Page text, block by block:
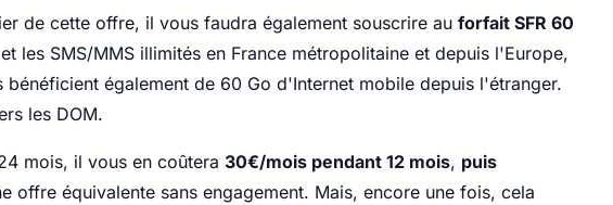
de cette offre, il vous faudra également souscrire au forfait SFR 60
les SMS/MMS illimités en France métropolitaine et depuis l'Europe,
bénéficient également de 60 Go d'Internet mobile depuis l'étranger.
les DOM.
mois, il vous en coûtera 30€/mois pendant 12 mois, puis
offre équivalente sans engagement. Mais, encore une fois, cela